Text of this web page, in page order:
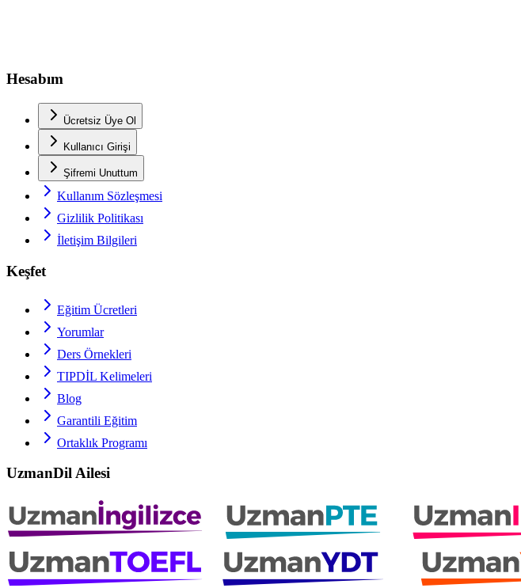
Hesabım
Ücretsiz Üye Ol
Kullanıcı Girişi
Şifremi Unuttum
Kullanım Sözleşmesi
Gizlilik Politikası
İletişim Bilgileri
Keşfet
Eğitim Ücretleri
Yorumlar
Ders Örnekleri
TIPDİL Kelimeleri
Blog
Garantili Eğitim
Ortaklık Programı
UzmanDil Ailesi